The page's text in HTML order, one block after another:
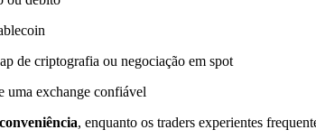
de criptografia ou negociação em spot
uma exchange confiável
, enquanto os traders experientes